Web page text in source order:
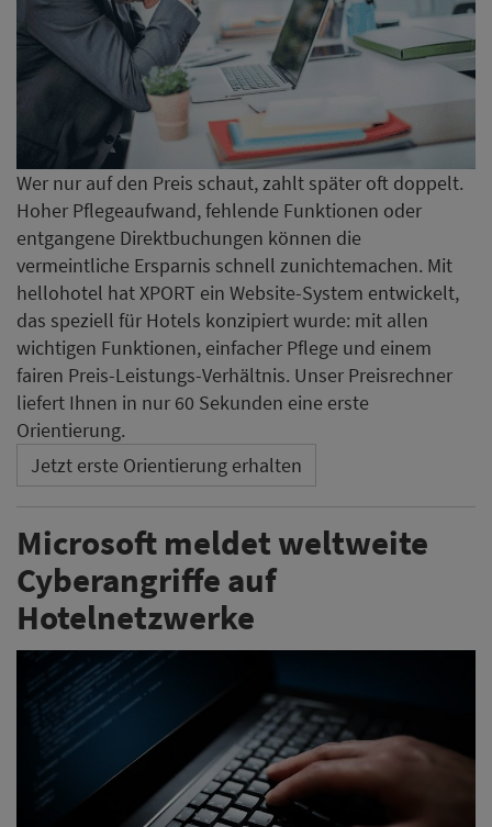
Wer nur auf den Preis schaut, zahlt später oft doppelt.
Hoher Pflegeaufwand, fehlende Funktionen oder
entgangene Direktbuchungen können die
vermeintliche Ersparnis schnell zunichtemachen. Mit
hellohotel hat XPORT ein Website-System entwickelt,
das speziell für Hotels konzipiert wurde: mit allen
wichtigen Funktionen, einfacher Pflege und einem
fairen Preis-Leistungs-Verhältnis. Unser Preisrechner
liefert Ihnen in nur 60 Sekunden eine erste
Orientierung.
Jetzt erste Orientierung erhalten
Microsoft meldet weltweite
Cyberangriffe auf
Hotelnetzwerke